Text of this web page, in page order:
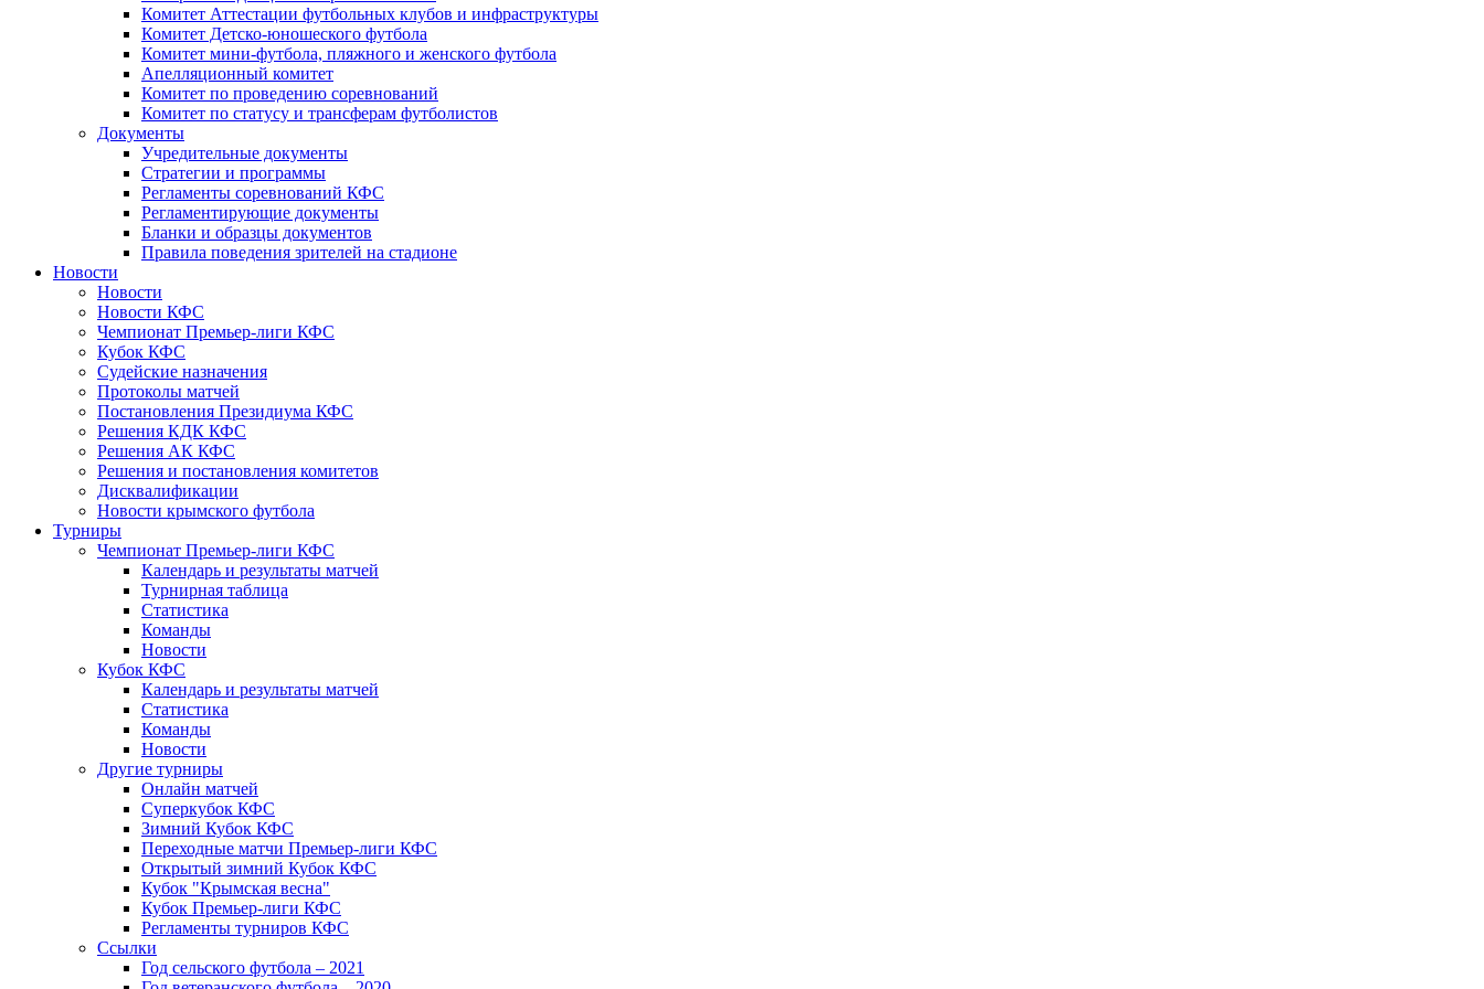
Комитет Аттестации футбольных клубов и инфраструктуры
Комитет Детско-юношеского футбола
Комитет мини-футбола, пляжного и женского футбола
Апелляционный комитет
Комитет по проведению соревнований
Комитет по статусу и трансферам футболистов
Документы
Учредительные документы
Стратегии и программы
Регламенты соревнований КФС
Регламентирующие документы
Бланки и образцы документов
Правила поведения зрителей на стадионе
Новости
Новости
Новости КФС
Чемпионат Премьер-лиги КФС
Кубок КФС
Судейские назначения
Протоколы матчей
Постановления Президиума КФС
Решения КДК КФС
Решения АК КФС
Решения и постановления комитетов
Дисквалификации
Новости крымского футбола
Турниры
Чемпионат Премьер-лиги КФС
Календарь и результаты матчей
Турнирная таблица
Статистика
Команды
Новости
Кубок КФС
Календарь и результаты матчей
Статистика
Команды
Новости
Другие турниры
Онлайн матчей
Суперкубок КФС
Зимний Кубок КФС
Переходные матчи Премьер-лиги КФС
Открытый зимний Кубок КФС
Кубок "Крымская весна"
Кубок Премьер-лиги КФС
Регламенты турниров КФС
Ссылки
Год сельского футбола – 2021